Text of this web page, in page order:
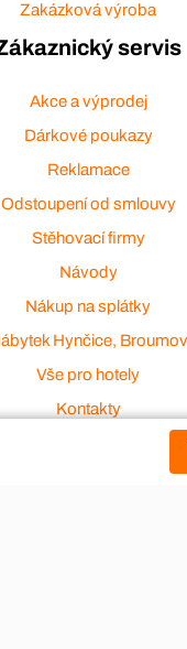
Zakázková výroba
servis
Akce a výprodej
Dárkové poukazy
Reklamace
Odstoupení od smlouvy
Stěhovací firmy
Návody
Nákup na splátky
Hynčice, Broumov
Vše pro hotely
Kontakty
platební